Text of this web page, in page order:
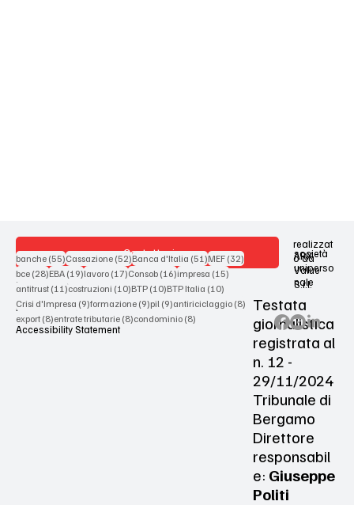
Contattaci
Terms & Conditions
Privacy Policy
Accessibility Statement
realizzat
o da
società
uniperso
nale
ARX
Value
S.r.l.
Testata
giornalistica
registrata al
n. 12 -
29/11/2024
Tribunale di
Bergamo
Direttore
responsabil
e: Giuseppe
Politi
banche (55)55 post
Cassazione (52)52 post
Banca d'Italia (51)51 post
MEF (32)32 post
bce (28)28 post
EBA (19)19 post
lavoro (17)17 post
Consob (16)16 post
impresa (15)15 post
antitrust (11)11 post
costruzioni (10)10 post
BTP (10)10 post
BTP Italia (10)10 post
Crisi d'Impresa (9)9 post
formazione (9)9 post
pil (9)9 post
antiriciclaggio (8)8 post
export (8)8 post
entrate tributarie (8)8 post
condominio (8)8 post